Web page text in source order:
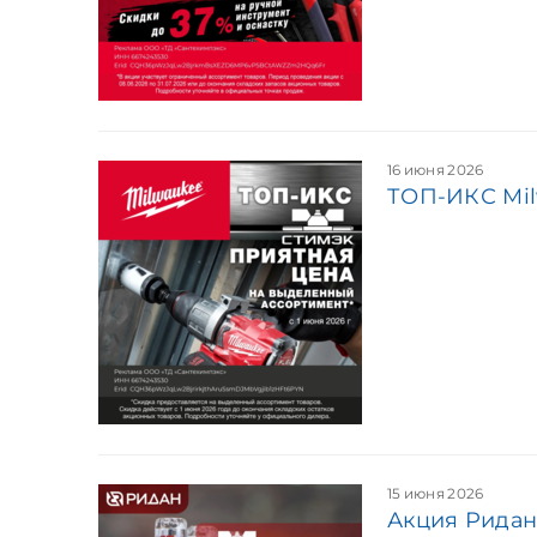
16 июня 2026
ТОП-ИКС
15 июня 2026
Акция Ридан